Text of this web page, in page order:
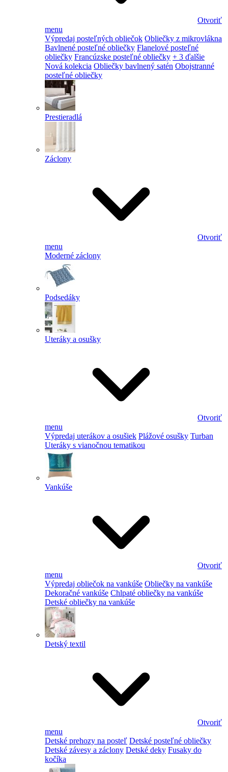
Otvoriť
menu
Výpredaj posteľných obliečok Obliečky z mikrovlákna
Bavlnené posteľné obliečky Flanelové posteľné
obliečky Francúzske posteľné obliečky + 3 ďalšie
Nová kolekcia Obliečky bavlnený satén Obojstranné
posteľné obliečky
Prestieradlá
Záclony
Otvoriť
menu
Moderné záclony
Podsedáky
Uteráky a osušky
Otvoriť
menu
Výpredaj uterákov a osušiek Plážové osušky Turban
Uteráky s vianočnou tematikou
Vankúše
Otvoriť
menu
Výpredaj obliečok na vankúše Obliečky na vankúše
Dekoračné vankúše Chlpaté obliečky na vankúše
Detské obliečky na vankúše
Detský textil
Otvoriť
menu
Detské prehozy na posteľ Detské posteľné obliečky
Detské závesy a záclony Detské deky Fusaky do
kočíka